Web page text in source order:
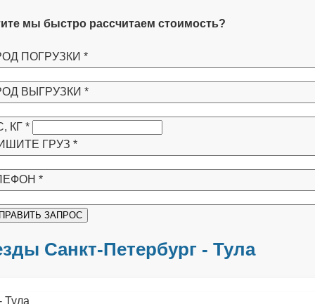
мы быстро рассчитаем стоимость?
ПОГРУЗКИ *
ВЫГРУЗКИ *
КГ *
ГРУЗ *
*
Санкт-Петербург - Тула